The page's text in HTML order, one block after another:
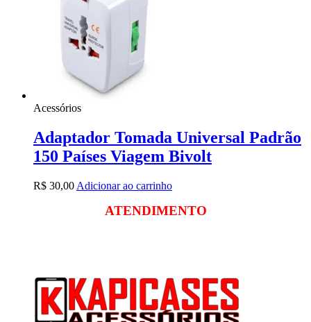
Acessórios
Adaptador Tomada Universal Padrão
150 Países Viagem Bivolt
R$ 30,00 Adicionar ao carrinho
ATENDIMENTO